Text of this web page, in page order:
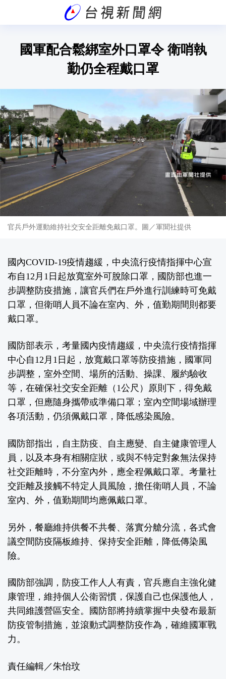
國軍配合鬆綁室外口罩令 衛哨執
勤仍全程戴口罩
官兵戶外運動維持社交安全距離免戴口罩。圖／軍聞社提供
國內COVID-19疫情趨緩，中央流行疫情指揮中心宣
布自12月1日起放寬室外可脫除口罩，國防部也進一
步調整防疫措施，讓官兵們在戶外進行訓練時可免戴
口罩，但衛哨人員不論在室內、外，值勤期間則都要
戴口罩。
國防部表示，考量國內疫情趨緩，中央流行疫情指揮
中心自12月1日起，放寬戴口罩等防疫措施，國軍同
步調整，室外空間、場所的活動、操課、履約驗收
等，在確保社交安全距離（1公尺）原則下，得免戴
口罩，但應隨身攜帶或準備口罩；室內空間場域辦理
各項活動，仍須佩戴口罩，降低感染風險。
國防部指出，自主防疫、自主應變、自主健康管理人
員，以及本身有相關症狀，或與不特定對象無法保持
社交距離時，不分室內外，應全程佩戴口罩。考量社
交距離及接觸不特定人員風險，擔任衛哨人員，不論
室內、外，值勤期間均應佩戴口罩。
另外，餐廳維持供餐不共餐、落實分艙分流，各式會
議空間防疫隔板維持、保持安全距離，降低傳染風
險。
國防部強調，防疫工作人人有責，官兵應自主強化健
康管理，維持個人公衛習慣，保護自己也保護他人，
共同維護營區安全。國防部將持續掌握中央發布最新
防疫管制措施，並滾動式調整防疫作為，確維國軍戰
力。
責任編輯／朱怡玟